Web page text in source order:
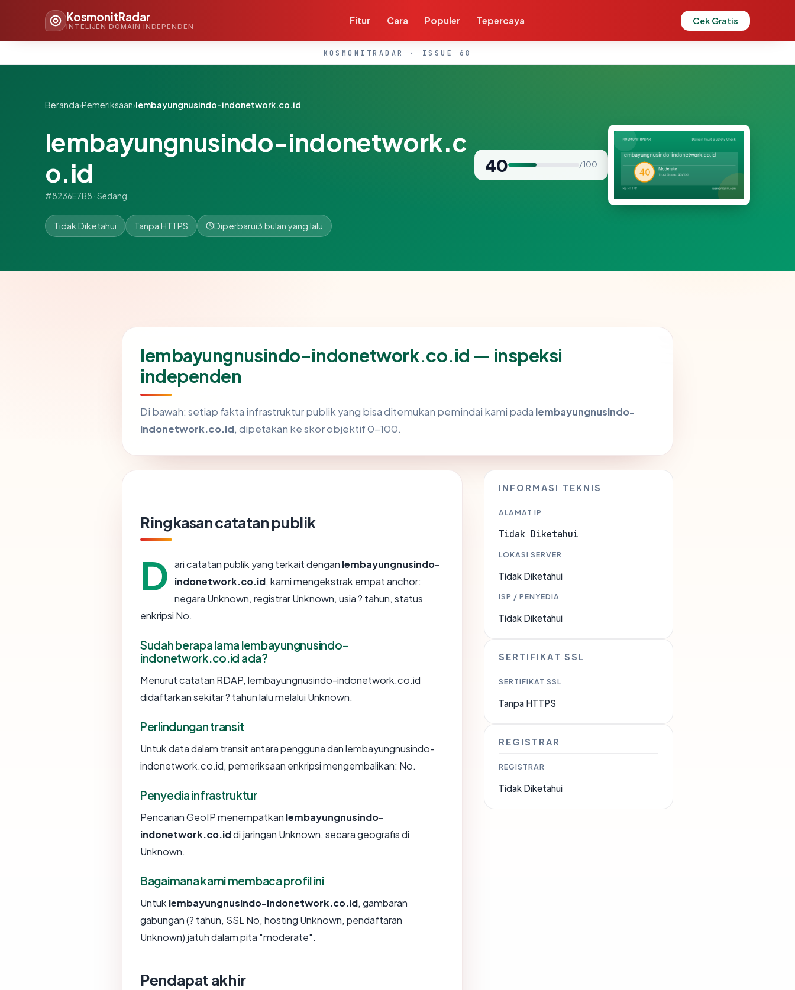
KosmonitRadar
INTELIJEN DOMAIN INDEPENDEN
Fitur Cara Populer Tepercaya Cek Gratis
KOSMONITRADAR · ISSUE 68
Beranda›Pemeriksaan›lembayungnusindo-indonetwork.co.id
lembayungnusindo-indonetwork.c
o.id
#8236E7B8 · Sedang
40 / 100
Tidak Diketahui Tanpa HTTPS Diperbarui3 bulan yang lalu
lembayungnusindo-indonetwork.co.id — inspeksi
independen
Di bawah: setiap fakta infrastruktur publik yang bisa ditemukan pemindai kami pada lembayungnusindo-
indonetwork.co.id, dipetakan ke skor objektif 0-100.
Ringkasan catatan publik
D ari catatan publik yang terkait dengan lembayungnusindo-
indonetwork.co.id, kami mengekstrak empat anchor:
negara Unknown, registrar Unknown, usia ? tahun, status
enkripsi No.
Sudah berapa lama lembayungnusindo-
indonetwork.co.id ada?
Menurut catatan RDAP, lembayungnusindo-indonetwork.co.id
didaftarkan sekitar ? tahun lalu melalui Unknown.
Perlindungan transit
Untuk data dalam transit antara pengguna dan lembayungnusindo-
indonetwork.co.id, pemeriksaan enkripsi mengembalikan: No.
Penyedia infrastruktur
Pencarian GeoIP menempatkan lembayungnusindo-
indonetwork.co.iddi jaringan Unknown, secara geografis di
Unknown.
Bagaimana kami membaca profil ini
Untuk lembayungnusindo-indonetwork.co.id, gambaran
gabungan (? tahun, SSL No, hosting Unknown, pendaftaran
Unknown) jatuh dalam pita "moderate".
Pendapat akhir
INFORMASI TEKNIS
ALAMAT IP
Tidak Diketahui
LOKASI SERVER
Tidak Diketahui
ISP / PENYEDIA
Tidak Diketahui
SERTIFIKAT SSL
SERTIFIKAT SSL
Tanpa HTTPS
REGISTRAR
REGISTRAR
Tidak Diketahui